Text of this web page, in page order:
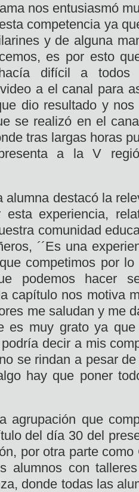
nos entusiasmó
competencia ya
y de alguna
es por esto
difícil a todos
a el canal para
dio resultado y
se realizó en el
tras largas horas
a la V
alumna destacó la
experiencia,
comunidad
´´Es una
competimos por
podemos hacer
capítulo nos motiva
me saludan y me
es muy grato ya
decir a mis
se rindan a pesar
hay que poner
agrupación que
del día 30 del
por otra parte
alumnos con
donde todas las